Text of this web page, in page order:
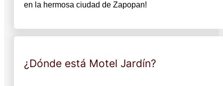
en la hermosa ciudad de Zapopan!
¿Dónde está Motel Jardín?